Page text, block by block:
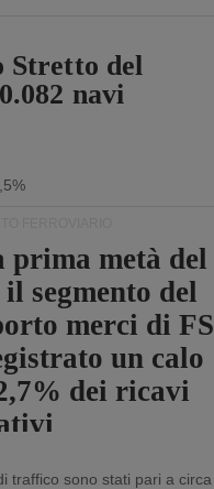
Stretto del
navi
prima metà del
il segmento del
merci di FS
un calo
dei ricavi
traffico sono stati pari a circa